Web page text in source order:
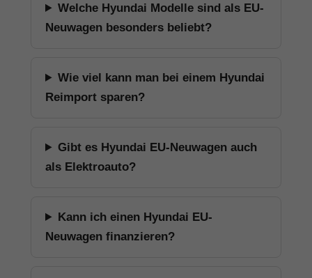
Welche Hyundai Modelle sind als EU-
Neuwagen besonders beliebt?
Wie viel kann man bei einem Hyundai
Reimport sparen?
Gibt es Hyundai EU-Neuwagen auch
als Elektroauto?
Kann ich einen Hyundai EU-
Neuwagen finanzieren?